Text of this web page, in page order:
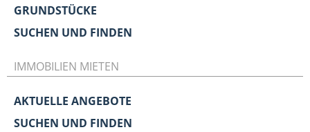
GRUNDSTÜCKE
SUCHEN UND FINDEN
IMMOBILIEN MIETEN
AKTUELLE ANGEBOTE
SUCHEN UND FINDEN